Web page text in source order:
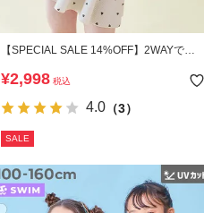
【SPECIAL SALE 14%OFF】2WAYで着
水着
¥2,998 税込
4.0 （3）
SALE